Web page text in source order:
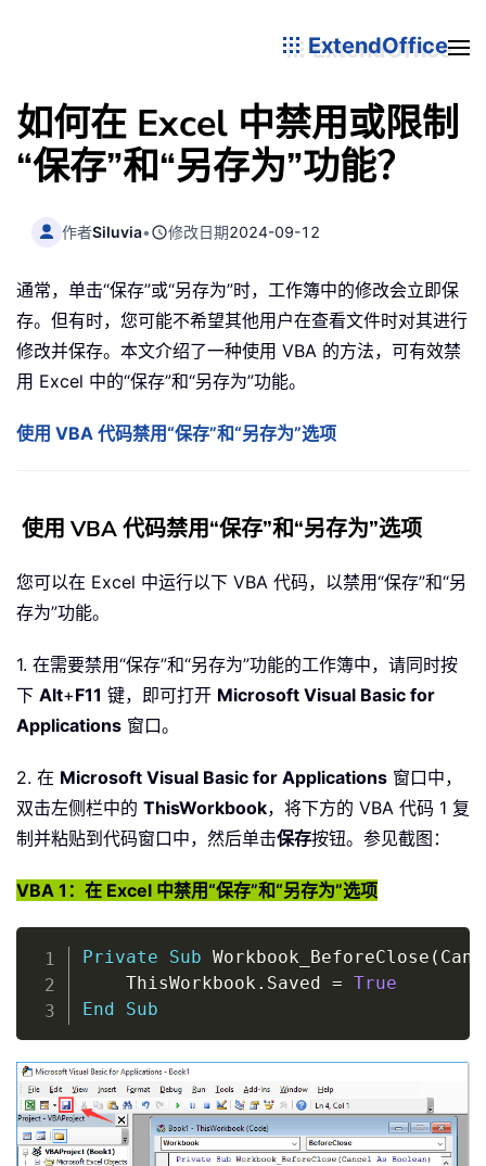
ExtendOffice
如何在 Excel 中禁用或限制
“保存”和“另存为”功能？
作者Siluvia• 修改日期2024-09-12
通常，单击“保存”或“另存为”时，工作簿中的修改会立即保
存。但有时，您可能不希望其他用户在查看文件时对其进行
修改并保存。本文介绍了一种使用 VBA 的方法，可有效禁
用 Excel 中的“保存”和“另存为”功能。
使用 VBA 代码禁用“保存”和“另存为”选项
使用 VBA 代码禁用“保存”和“另存为”选项
您可以在 Excel 中运行以下 VBA 代码，以禁用“保存”和“另
存为”功能。
1. 在需要禁用“保存”和“另存为”功能的工作簿中，请同时按
下 Alt+F11 键，即可打开 Microsoft Visual Basic for
Applications 窗口。
2. 在 Microsoft Visual Basic for Applications 窗口中，
双击左侧栏中的 ThisWorkbook，将下方的 VBA 代码 1 复
制并粘贴到代码窗口中，然后单击保存按钮。参见截图：
VBA 1：在 Excel 中禁用“保存”和“另存为”选项
Private Sub Workbook_BeforeClose (
    ThisWorkbook
. Saved = True
End
Sub
Copy